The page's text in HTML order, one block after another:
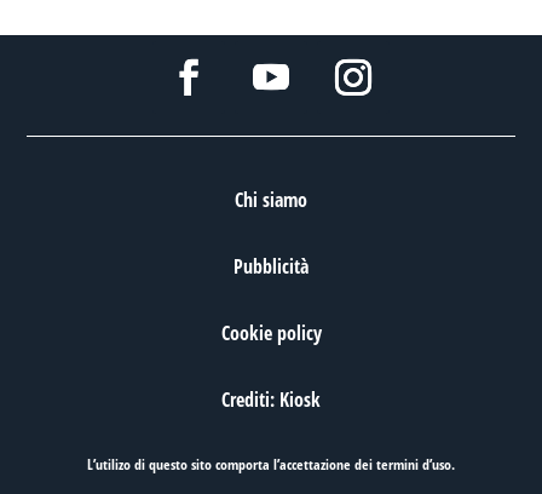
Chi siamo
Pubblicità
Cookie policy
Crediti: Kiosk
L’utilizo di questo sito comporta l’accettazione deitermini d’uso.